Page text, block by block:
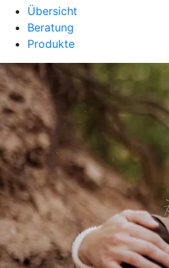
Übersicht
Beratung
Produkte